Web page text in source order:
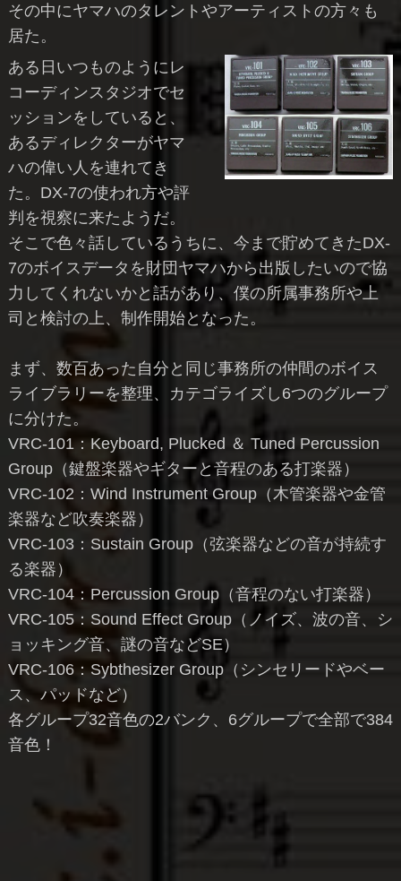
その中にヤマハのタレントやアーティストの方々も
居た。
ある日いつものようにレ
コーディンスタジオでセ
ッションをしていると、
あるディレクターがヤマ
ハの偉い人を連れてき
た。DX-7の使われ方や評
判を視察に来たようだ。
そこで色々話しているうちに、今まで貯めてきたDX-
7のボイスデータを財団ヤマハから出版したいので協
力してくれないかと話があり、僕の所属事務所や上
司と検討の上、制作開始となった。
まず、数百あった自分と同じ事務所の仲間のボイス
ライブラリーを整理、カテゴライズし6つのグループ
に分けた。
VRC-101：Keyboard, Plucked ＆ Tuned Percussion
Group（鍵盤楽器やギターと音程のある打楽器）
VRC-102：Wind Instrument Group（木管楽器や金管
楽器など吹奏楽器）
VRC-103：Sustain Group（弦楽器などの音が持続す
る楽器）
VRC-104：Percussion Group（音程のない打楽器）
VRC-105：Sound Effect Group（ノイズ、波の音、シ
ョッキング音、謎の音などSE）
VRC-106：Sybthesizer Group（シンセリードやベー
ス、パッドなど）
各グループ32音色の2バンク、6グループで全部で384
音色！